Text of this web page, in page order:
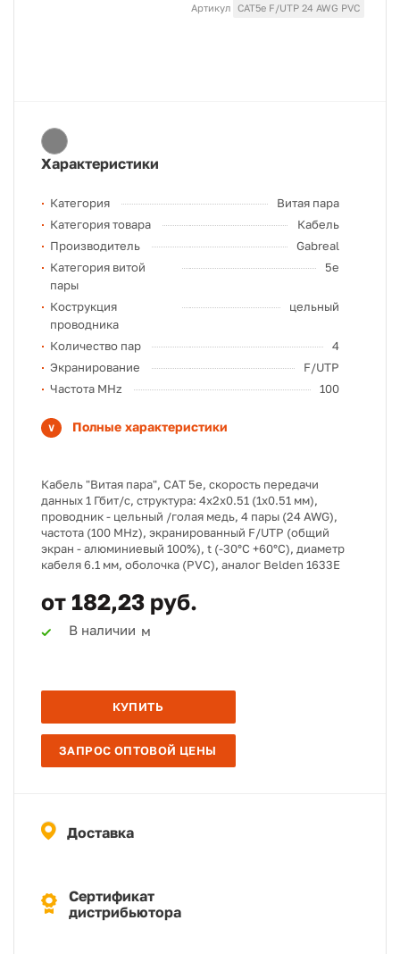
Артикул CAT5e F/UTP 24 AWG PVC
Характеристики
Категория
Витая пара
Категория товара
Кабель
Производитель
Gabreal
Категория витой
пары
5e
Кострукция
проводника
цельный
Количество пар
4
Экранирование
F/UTP
Частота MHz
100
Полные характеристики
Кабель "Витая пара", CAT 5e, скорость передачи
данных 1 Гбит/с, структура: 4х2х0.51 (1х0.51 мм),
проводник - цельный /голая медь, 4 пары (24 AWG),
частота (100 MHz), экранированный F/UTP (общий
экран - алюминиевый 100%), t (-30°C +60°C), диаметр
кабеля 6.1 мм, оболочка (PVC), аналог Belden 1633E
от 182,23 руб.
В наличии м
КУПИТЬ
ЗАПРОС ОПТОВОЙ ЦЕНЫ
Доставка
Сертификат
дистрибьютора